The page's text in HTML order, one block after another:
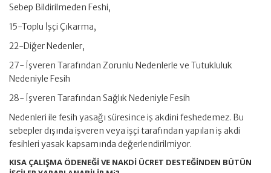
Sebep Bildirilmeden Feshi,
15-Toplu İşçi Çıkarma,
22-Diğer Nedenler,
27- İşveren Tarafından Zorunlu Nedenlerle ve Tutukluluk
Nedeniyle Fesih
28- İşveren Tarafından Sağlık Nedeniyle Fesih
Nedenleri ile fesih yasağı süresince iş akdini feshedemez. Bu
sebepler dışında işveren veya işçi tarafından yapılan iş akdi
fesihleri yasak kapsamında değerlendirilmiyor.
KISA ÇALIŞMA ÖDENEĞİ VE NAKDİ ÜCRET DESTEĞİNDEN BÜTÜN